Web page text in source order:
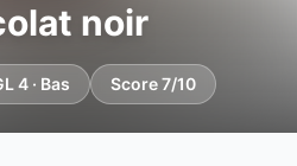
noir
4 · Bas Score 7/10